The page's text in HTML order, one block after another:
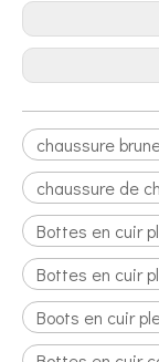
chaussure
chaussure de
Bottes en cuir
Bottes en cuir
Boots en cuir